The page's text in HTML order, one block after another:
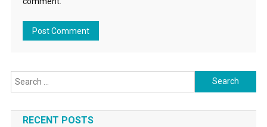
Search for:
RECENT POSTS